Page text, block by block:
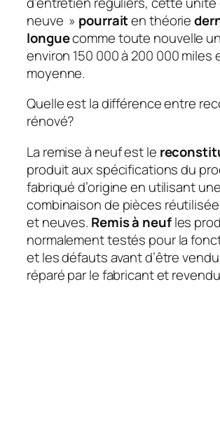
neuve » pourraiten théorie
longuecomme toute nouvelle
environ 150 000 à 200 000 miles
moyenne.
Quelle est la différence entre
rénové?
La remise à neuf est le
produit aux spécifications du
fabriqué d’origine en utilisant une
combinaison de pièces
et neuves. Remis à neufles
normalement testés pour la
et les défauts avant d’être
réparé par le fabricant et